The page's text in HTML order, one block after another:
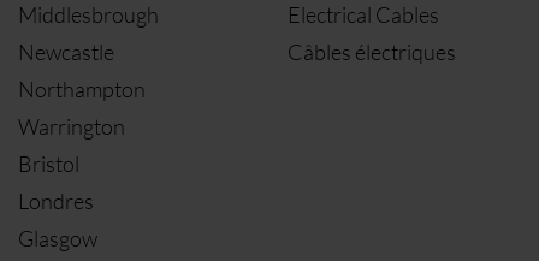
Middlesbrough
Newcastle
Northampton
Warrington
Bristol
Londres
Glasgow
Electrical Cables
Câbles électriques